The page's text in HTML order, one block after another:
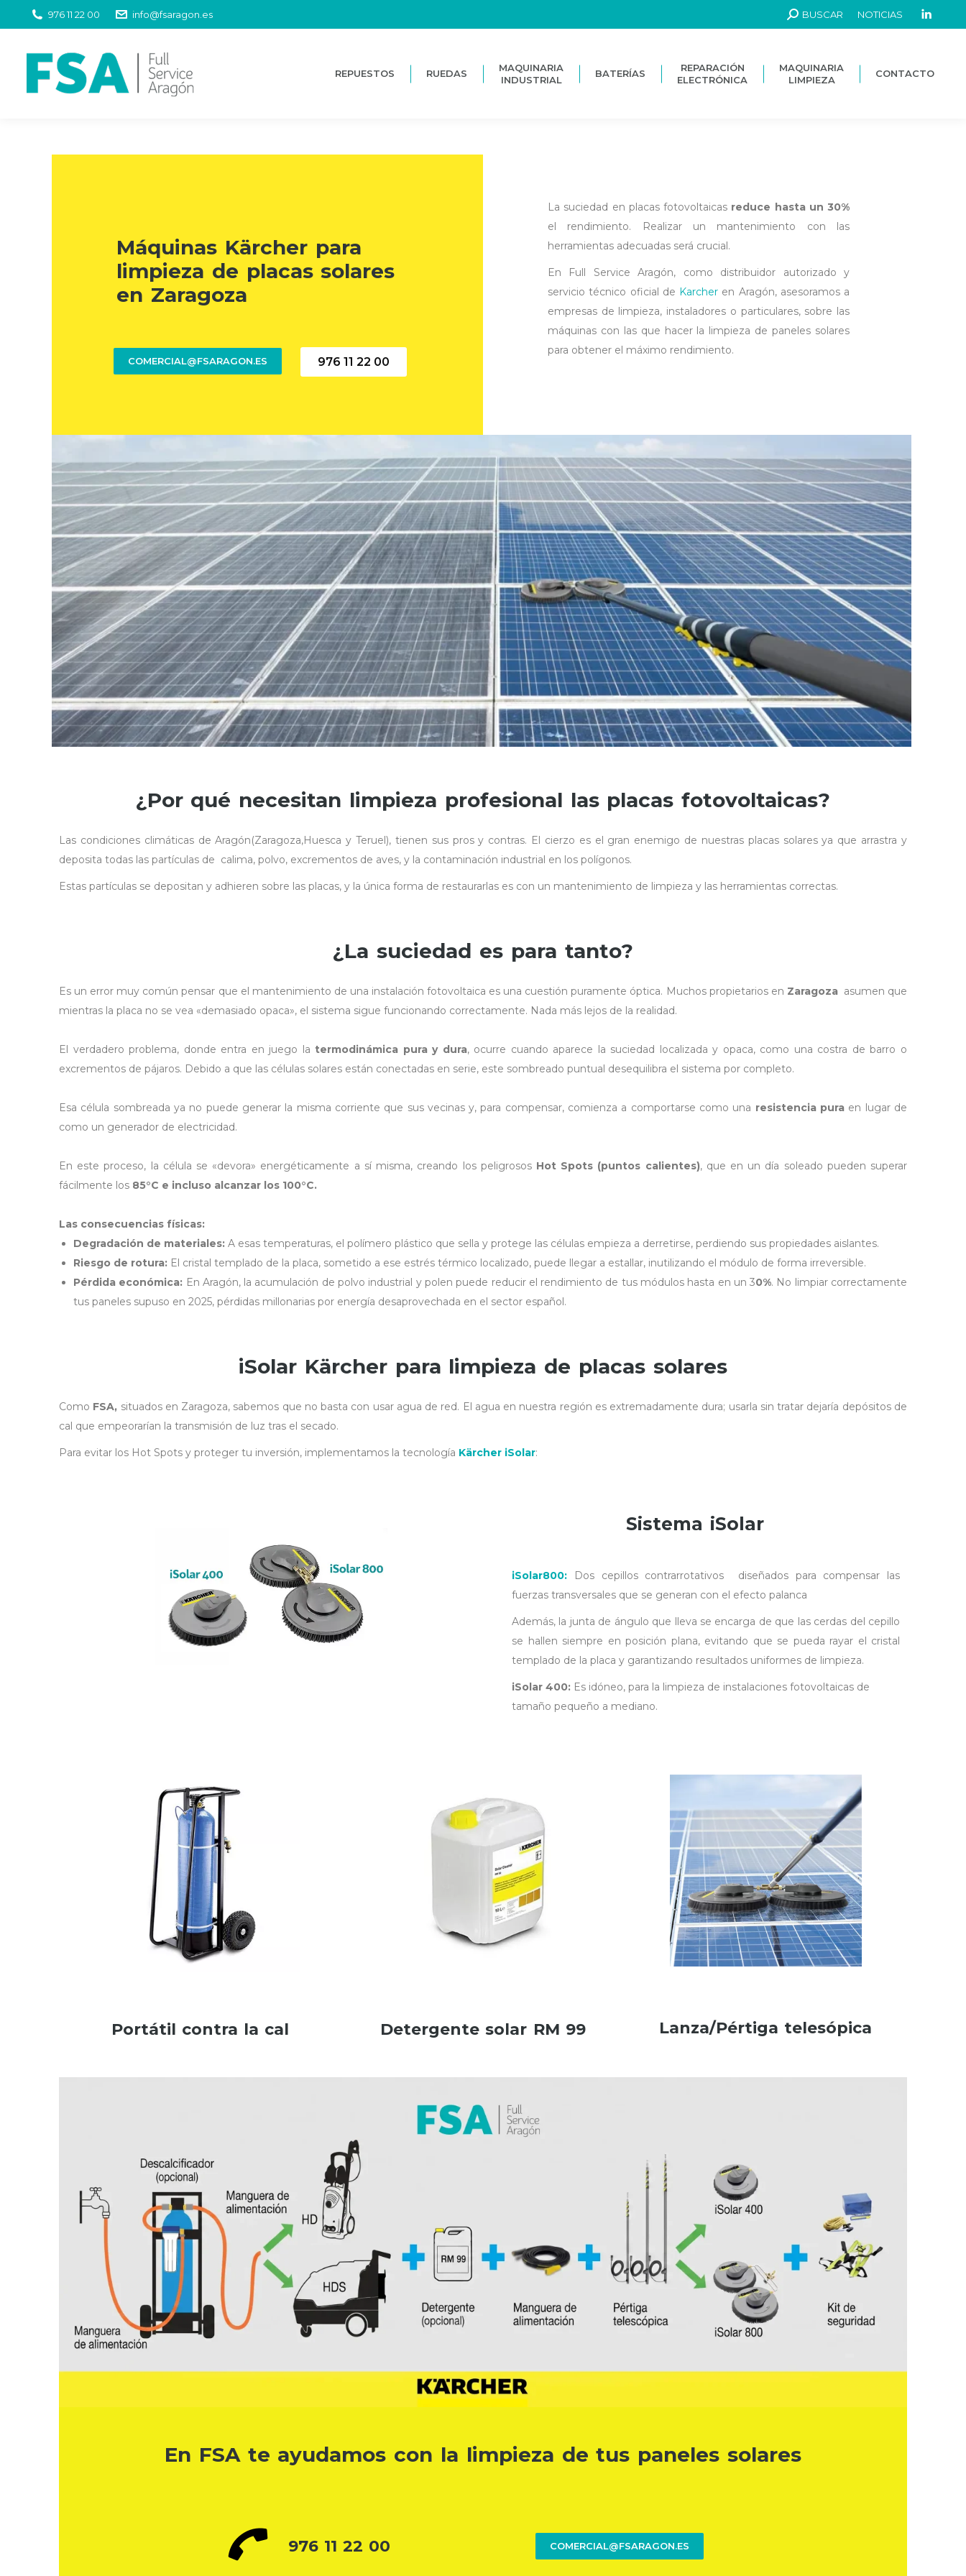
976 11 22 00 info@fsaragon.es BUSCAR NOTICIAS
REPUESTOS RUEDAS
MAQUINARIA
INDUSTRIAL
BATERÍAS
REPARACIÓN
ELECTRÓNICA
MAQUINARIA
LIMPIEZA
CONTACTO
Máquinas Kärcher para
limpieza de placas solares
en Zaragoza
976 11 22 00
COMERCIAL@FSARAGON.ES
La suciedad en placas fotovoltaicas reduce hasta un 30%
el rendimiento. Realizar un mantenimiento con las
herramientas adecuadas será crucial.
En Full Service Aragón, como distribuidor autorizado y
servicio técnico oficial de Karcher en Aragón, asesoramos a
empresas de limpieza, instaladores o particulares, sobre las
máquinas con las que hacer la limpieza de paneles solares
para obtener el máximo rendimiento.
¿Por qué necesitan limpieza profesional las placas fotovoltaicas?
Las condiciones climáticas de Aragón(Zaragoza,Huesca y Teruel), tienen sus pros y contras. El cierzo es el gran enemigo de nuestras placas solares ya que arrastra y
deposita todas las partículas de calima, polvo, excrementos de aves, y la contaminación industrial en los polígonos.
Estas partículas se depositan y adhieren sobre las placas, y la única forma de restaurarlas es con un mantenimiento de limpieza y las herramientas correctas.
¿La suciedad es para tanto?
Es un error muy común pensar que el mantenimiento de una instalación fotovoltaica es una cuestión puramente óptica. Muchos propietarios en Zaragozaasumen que
mientras la placa no se vea «demasiado opaca», el sistema sigue funcionando correctamente. Nada más lejos de la realidad.
El verdadero problema, donde entra en juego la termodinámica pura y dura, ocurre cuando aparece la suciedad localizada y opaca, como una costra de barro o
excrementos de pájaros. Debido a que las células solares están conectadas en serie, este sombreado puntual desequilibra el sistema por completo.
Esa célula sombreada ya no puede generar la misma corriente que sus vecinas y, para compensar, comienza a comportarse como una resistencia pura en lugar de
como un generador de electricidad.
En este proceso, la célula se «devora» energéticamente a sí misma, creando los peligrosos Hot Spots (puntos calientes), que en un día soleado pueden superar
fácilmente los 85°C e incluso alcanzar los 100°C.
Las consecuencias físicas:
Degradación de materiales: A esas temperaturas, el polímero plástico que sella y protege las células empieza a derretirse, perdiendo sus propiedades aislantes.
Riesgo de rotura: El cristal templado de la placa, sometido a ese estrés térmico localizado, puede llegar a estallar, inutilizando el módulo de forma irreversible.
Pérdida económica: En Aragón, la acumulación de polvo industrial y polen puede reducir el rendimiento de tus módulos hasta en un 30%. No limpiar correctamente
tus paneles supuso en 2025, pérdidas millonarias por energía desaprovechada en el sector español.
iSolar Kärcher para limpieza de placas solares
Como FSA, situados en Zaragoza, sabemos que no basta con usar agua de red. El agua en nuestra región es extremadamente dura; usarla sin tratar dejaría depósitos de
cal que empeorarían la transmisión de luz tras el secado.
Para evitar los Hot Spots y proteger tu inversión, implementamos la tecnología Kärcher iSolar:
Sistema iSolar
iSolar800: Dos cepillos contrarrotativos diseñados para compensar las
fuerzas transversales que se generan con el efecto palanca
Además, la junta de ángulo que lleva se encarga de que las cerdas del cepillo
se hallen siempre en posición plana, evitando que se pueda rayar el cristal
templado de la placa y garantizando resultados uniformes de limpieza.
iSolar 400: Es idóneo, para la limpieza de instalaciones fotovoltaicas de
tamaño pequeño a mediano.
Portátil contra la cal Detergente solar RM 99 Lanza/Pértiga telesópica
En FSA te ayudamos con la limpieza de tus paneles solares
976 11 22 00 COMERCIAL@FSARAGON.ES
REPUESTOS RUEDAS BATERÍAS
MAQUINARIA
CONTACTO